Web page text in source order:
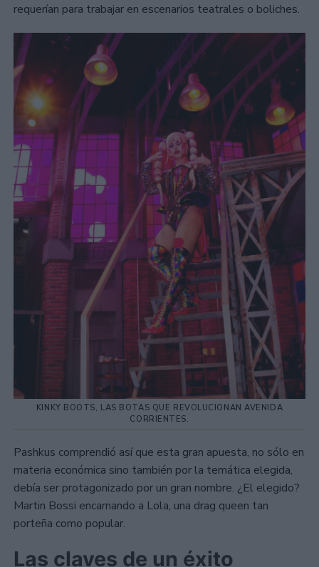
requerían para trabajar en escenarios teatrales o boliches.
KINKY BOOTS, LAS BOTAS QUE REVOLUCIONAN AVENIDA
CORRIENTES.
Pashkus comprendió así que esta gran apuesta, no sólo en
materia económica sino también por la temática elegida,
debía ser protagonizado por un gran nombre. ¿El elegido?
Martin Bossi encarnando a Lola, una drag queen tan
porteña como popular.
Las claves de un éxito